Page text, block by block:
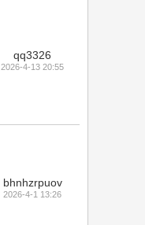
qq3326
2026-4-13 20:55
bhnhzrpuov
2026-4-1 13:26